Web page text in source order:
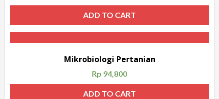
ADD TO CART
Mikrobiologi Pertanian
Rp 94,800
ADD TO CART